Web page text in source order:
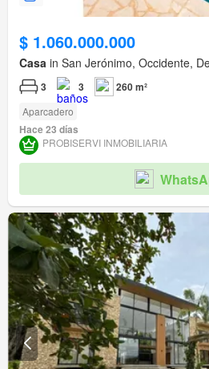
$ 1.060.000.000
Casa in San Jerónimo, Occidente,
3 3 260 m²
Aparcadero
Hace 23 días
PROBISERVI INMOBILIARIA